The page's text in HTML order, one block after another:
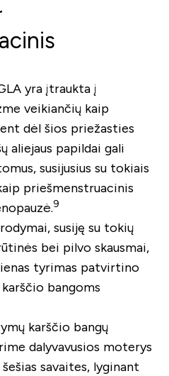
yra įtraukta į
veikiančių kaip
dėl šios priežasties
aliejaus papildai gali
susijusius su tokiais
priešmenstruacinis
9
susiję su tokių
bei pilvo skausmai,
tyrimas patvirtino
bangoms
karščio bangų
dalyvavusios moterys
savaites, lyginant